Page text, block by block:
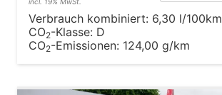
Verbrauch kombiniert: 6,30 l/100km
CO2-Klasse: D
CO2-Emissionen: 124,00 g/km